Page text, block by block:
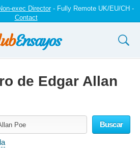
exec Director- Fully Remote UK/EU/CH -
Contact
de Edgar Allan
Buscar